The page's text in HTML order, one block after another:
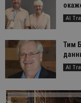
AI
Тим
AI